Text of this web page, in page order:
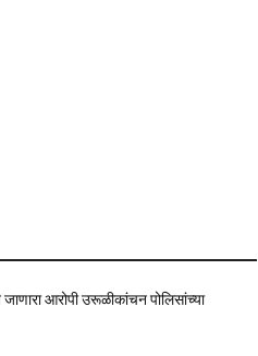
आरोपी उरूळीकांचन पोलिसांच्या